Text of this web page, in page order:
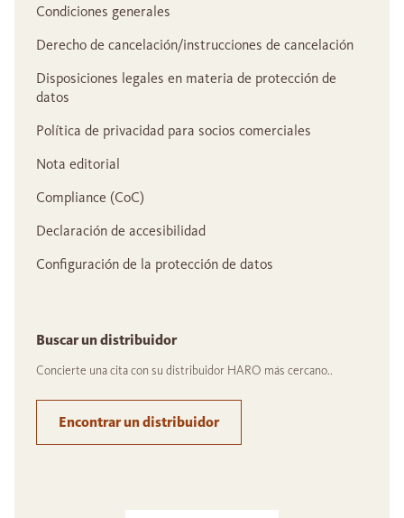
Condiciones generales
Derecho de cancelación/instrucciones de cancelación
Disposiciones legales en materia de protección de
datos
Política de privacidad para socios comerciales
Nota editorial
Compliance (CoC)
Declaración de accesibilidad
Configuración de la protección de datos
Buscar un distribuidor
Concierte una cita con su distribuidor HARO más cercano..
Encontrar un distribuidor